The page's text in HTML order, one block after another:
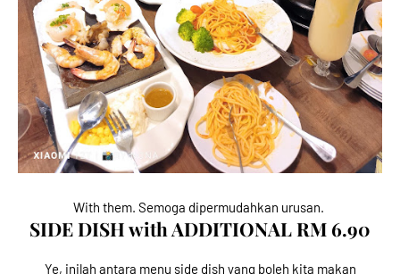
With them. Semoga dipermudahkan urusan.
SIDE DISH with ADDITIONAL RM 6.90
Ye, inilah antara menu side dish yang boleh kita makan